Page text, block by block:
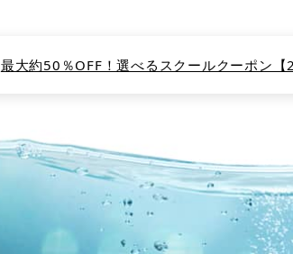
最大約50％OFF！選べるスクールクーポン